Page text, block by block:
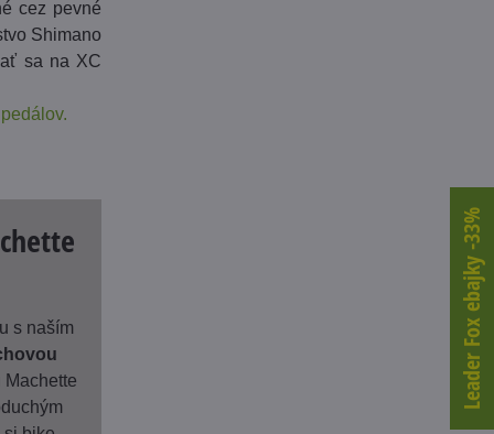
cez pevné
Shimano
sa na XC
s naším
Machette
Leader Fox ebajky -33%